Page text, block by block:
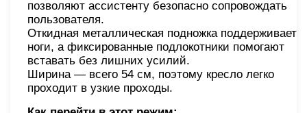
позволяют ассистенту безопасно сопровождать
пользователя.
Откидная металлическая подножка поддерживает
ноги, а фиксированные подлокотники помогают
вставать без лишних усилий.
Ширина — всего 54 см, поэтому кресло легко
проходит в узкие проходы.